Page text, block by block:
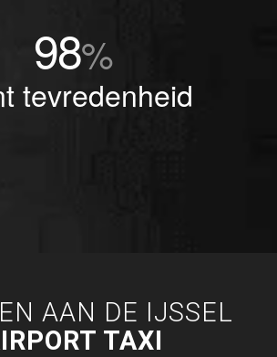
98%
tevredenheid
AAN DE IJSSEL
TAXI